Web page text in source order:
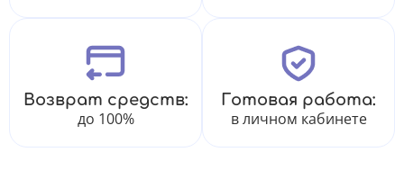
Возврат средств:
до 100%
Готовая работа:
в личном кабинете